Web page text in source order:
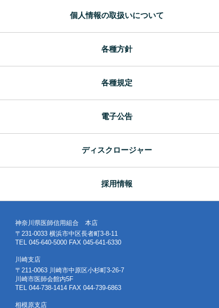
個人情報の取扱いについて
各種方針
各種規定
電子公告
ディスクロージャー
採用情報
神奈川県医師信用組合 本店
〒231-0033 横浜市中区長者町3-8-11
TEL 045-640-5000 FAX 045-641-6330
川崎支店
〒211-0063 川崎市中原区小杉町3-26-7
川崎市医師会館内5F
TEL 044-738-1414 FAX 044-739-6863
相模原支店